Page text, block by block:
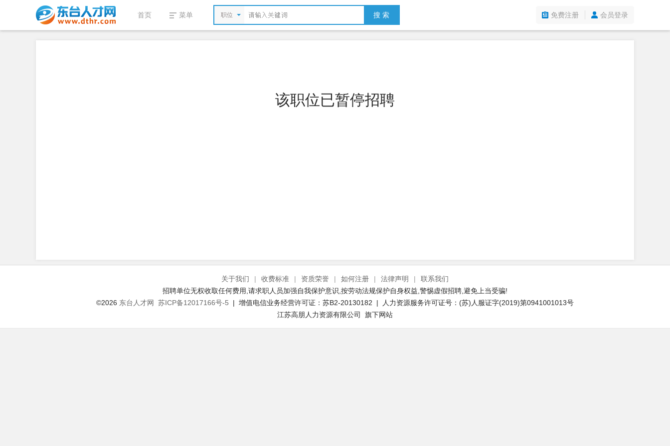
首页 菜单 职位 搜 索 免费注册 会员登录
该职位已暂停招聘
关于我们 | 收费标准 | 资质荣誉 | 如何注册 | 法律声明 |
联系我们
招聘单位无权收取任何费用,请求职人员加强自我保护意识,按劳动法规保护自身权益,警惕虚假招聘,避免上当受骗!
©2026 东台人才网 苏ICP备12017166号-5 | 增值电信业务经营许可证：苏B2-20130182 | 人力资源服务许可证号：(苏)人服证字(2019)第0941001013号
江苏高朋人力资源有限公司 旗下网站